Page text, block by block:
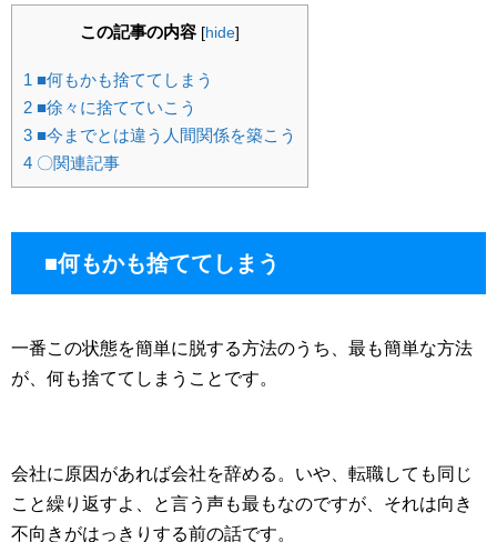
この記事の内容 [hide]
1 ■何もかも捨ててしまう
2 ■徐々に捨てていこう
3 ■今までとは違う人間関係を築こう
4 〇関連記事
■何もかも捨ててしまう
一番この状態を簡単に脱する方法のうち、最も簡単な方法
が、何も捨ててしまうことです。
会社に原因があれば会社を辞める。いや、転職しても同じ
こと繰り返すよ、と言う声も最もなのですが、それは向き
不向きがはっきりする前の話です。